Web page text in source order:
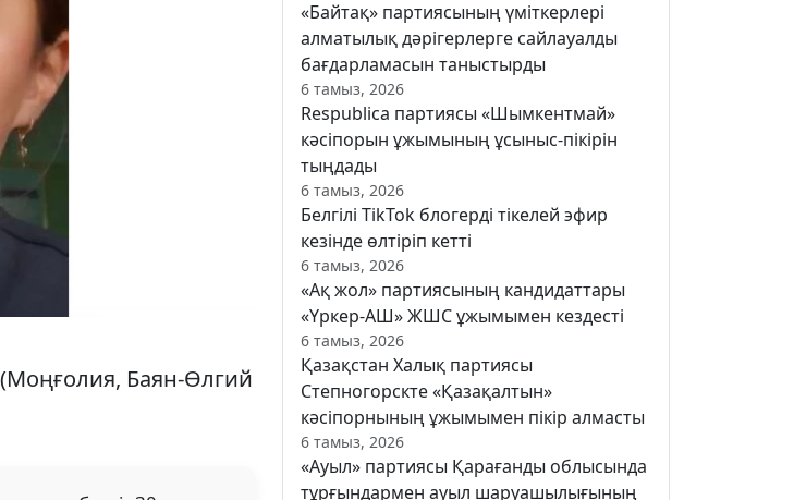
Баян-Өлгий
«Байтақ» партиясының үміткерлері
алматылық дәрігерлерге сайлауалды
бағдарламасын таныстырды
6 тамыз, 2026
Respublica партиясы «Шымкентмай»
кәсіпорын ұжымының ұсыныс-пікірін
тыңдады
6 тамыз, 2026
Белгілі TikTok блогерді тікелей эфир
кезінде өлтіріп кетті
6 тамыз, 2026
«Ақ жол» партиясының кандидаттары
«Үркер-АШ» ЖШС ұжымымен кездесті
6 тамыз, 2026
Қазақстан Халық партиясы
Степногорскте «Қазақалтын»
кәсіпорнының ұжымымен пікір алмасты
6 тамыз, 2026
«Ауыл» партиясы Қарағанды облысында
тұрғындармен ауыл шаруашылығының